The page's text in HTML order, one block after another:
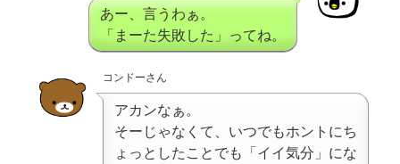
あー、言うわぁ。
「まーた失敗した」ってね。
コンドーさん
アカンなぁ。
そーじゃなくて、いつでもホントにち
ょっとしたことでも「イイ気分」にな